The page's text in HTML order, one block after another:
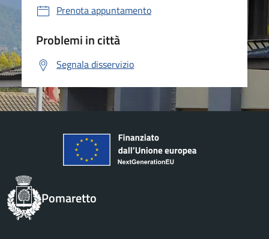
Prenota appuntamento
Problemi in città
Segnala disservizio
Pomaretto